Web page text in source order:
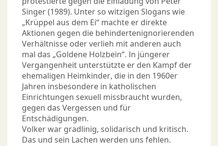
Singer (1989). Unter so witzigen Slogans wie
„Krüppel aus dem Ei“ machte er direkte
Aktionen gegen die behindertenignorierenden
Verhältnisse oder verlieh mit anderen auch
mal das „Goldene Holzbein“. In jüngerer
Vergangenheit unterstützte er den Kampf der
ehemaligen Heimkinder, die in den 1960er
Jahren insbesondere in katholischen
Einrichtungen sexuell missbraucht wurden,
gegen das Vergessen und für
Entschädigungen.
Volker war gradlinig, solidarisch und kritisch.
Das und sein Lachen werden uns fehlen.